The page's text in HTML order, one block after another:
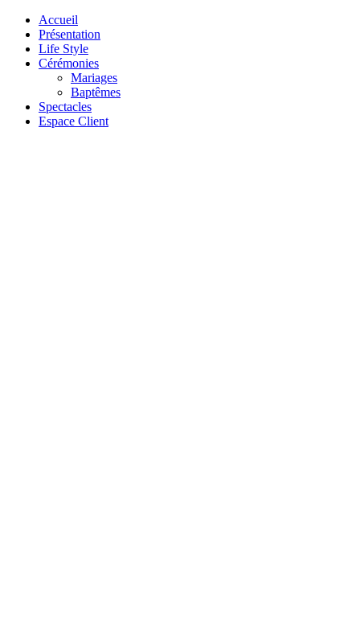
Accueil
Présentation
Life Style
Cérémonies
Mariages
Baptêmes
Spectacles
Espace Client